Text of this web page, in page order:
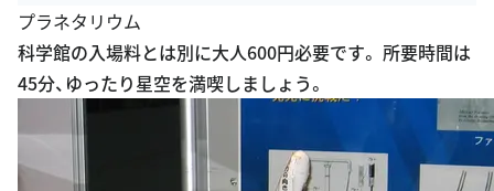
ml
プラネタリウム
科学館の入場料とは別に大人600円必要です。 所要時間は
45分、ゆったり星空を満喫しましょう。